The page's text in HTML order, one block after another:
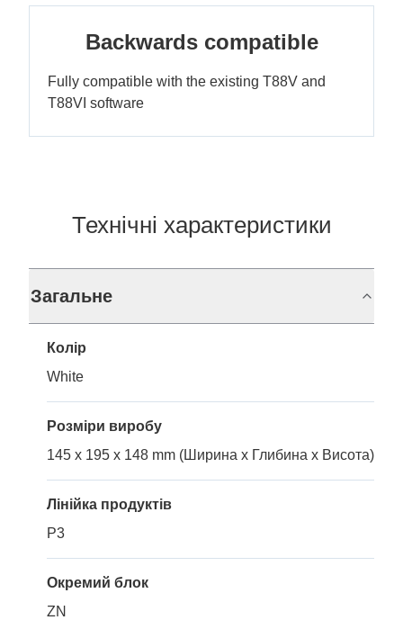
Backwards compatible
Fully compatible with the existing T88V and
T88VI software
Технічні характеристики
Загальне
Колір
White
Розміри виробу
145 x 195 x 148 mm (Ширина x Глибина x Висота)
Лінійка продуктів
P3
Окремий блок
ZN